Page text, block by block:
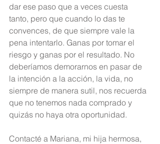
dar ese paso que a veces cuesta
tanto, pero que cuando lo das te
convences, de que siempre vale la
pena intentarlo. Ganas por tomar el
riesgo y ganas por el resultado. No
deberíamos demorarnos en pasar de
la intención a la acción, la vida, no
siempre de manera sutil, nos recuerda
que no tenemos nada comprado y
quizás no haya otra oportunidad.
Contacté a Mariana, mi hija hermosa,